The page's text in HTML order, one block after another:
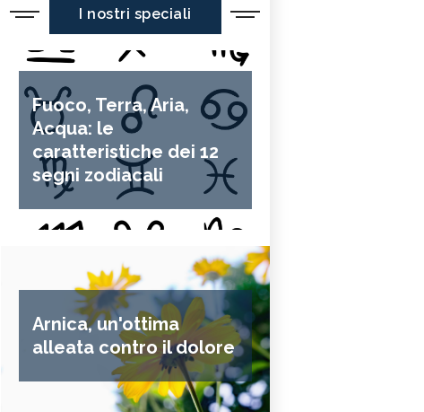
I nostri speciali
Fuoco, Terra, Aria,
Acqua: le
caratteristiche dei 12
segni zodiacali
Arnica, un'ottima
alleata contro il dolore